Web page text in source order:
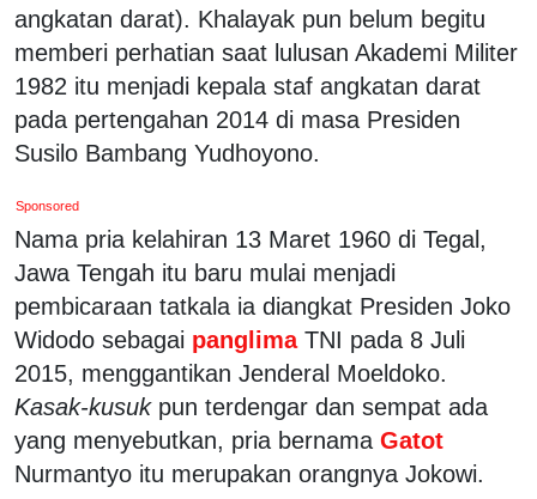
angkatan darat). Khalayak pun belum begitu
memberi perhatian saat lulusan Akademi Militer
1982 itu menjadi kepala staf angkatan darat
pada pertengahan 2014 di masa Presiden
Susilo Bambang Yudhoyono.
Sponsored
Nama pria kelahiran 13 Maret 1960 di Tegal,
Jawa Tengah itu baru mulai menjadi
pembicaraan tatkala ia diangkat Presiden Joko
Widodo sebagai panglima TNI pada 8 Juli
2015, menggantikan Jenderal Moeldoko.
Kasak-kusukpun terdengar dan sempat ada
yang menyebutkan, pria bernama Gatot
Nurmantyo itu merupakan orangnya Jokowi.